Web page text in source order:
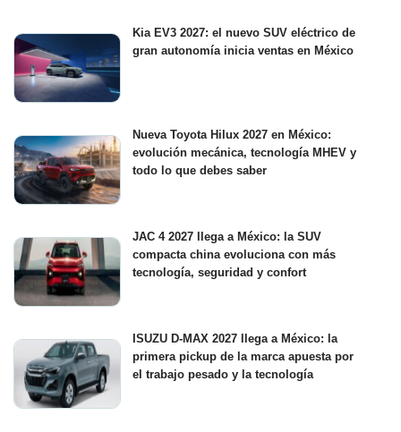
Kia EV3 2027: el nuevo SUV eléctrico de
gran autonomía inicia ventas en México
Nueva Toyota Hilux 2027 en México:
evolución mecánica, tecnología MHEV y
todo lo que debes saber
JAC 4 2027 llega a México: la SUV
compacta china evoluciona con más
tecnología, seguridad y confort
ISUZU D-MAX 2027 llega a México: la
primera pickup de la marca apuesta por
el trabajo pesado y la tecnología